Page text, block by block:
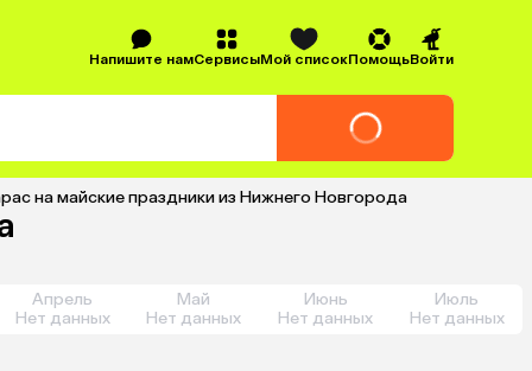
Напишите намСервисыМой списокПомощьВойти
на майские праздники из Нижнего Новгорода
Апрель
Нет данных
Май
Нет данных
Июнь
Нет данных
Июль
Нет данных